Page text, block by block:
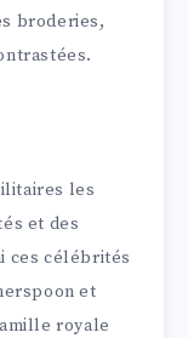
broderies,
les
et des
ces célébrités
et
royale